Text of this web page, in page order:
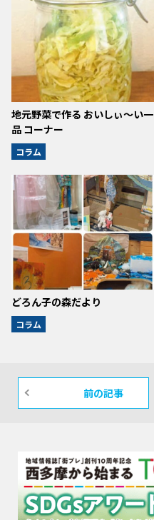
地元野菜で作る おいしぃ～い一
品 コーナー
コラム
どろん子の森だより
コラム
前の記事